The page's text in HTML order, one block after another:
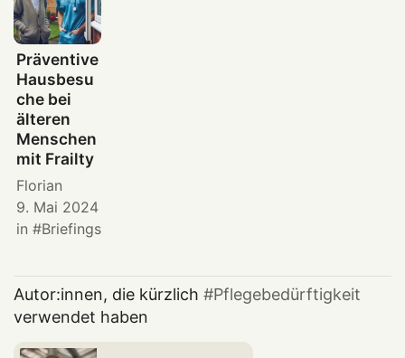
Präventive
Hausbesu
che bei
älteren
Menschen
mit Frailty
Florian
9. Mai 2024
in Briefings
Autor:innen, die kürzlich Pflegebedürftigkeit
verwendet haben